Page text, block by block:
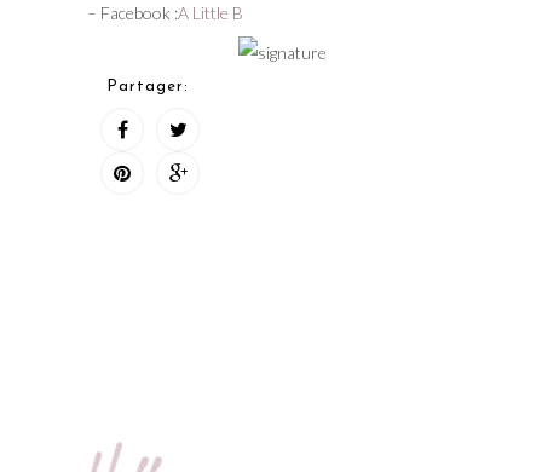
– Facebook :A Little B
Partager: